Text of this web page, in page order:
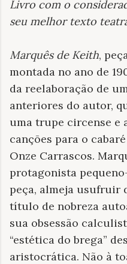
Livro com o
seu melhor texto
Marquês de Keith,
montada no ano de
da reelaboração de
anteriores do autor,
uma trupe circense e
canções para o
Onze Carrascos.
protagonista
peça, almeja usufruir
título de nobreza
sua obsessão
“estética do brega”
aristocrática. Não à